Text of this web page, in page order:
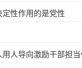
性作用的是党性
人导向激励干部担